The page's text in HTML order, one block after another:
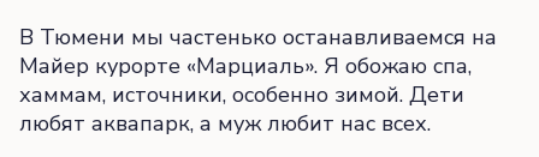
В Тюмени мы частенько останавливаемся на
Майер курорте «Марциаль». Я обожаю спа,
хаммам, источники, особенно зимой. Дети
любят аквапарк, а муж любит нас всех.